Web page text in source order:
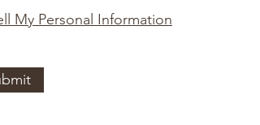
My Personal Information